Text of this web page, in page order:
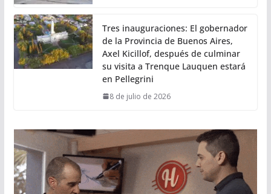
Tres inauguraciones: El gobernador
de la Provincia de Buenos Aires,
Axel Kicillof, después de culminar
su visita a Trenque Lauquen estará
en Pellegrini
8 de julio de 2026